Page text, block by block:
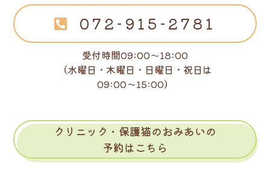
072-915-2781
受付時間09:00～18:00
（水曜日・木曜日・日曜日・祝日は
09:00～15:00）
クリニック・保護猫のおみあいの
予約はこちら